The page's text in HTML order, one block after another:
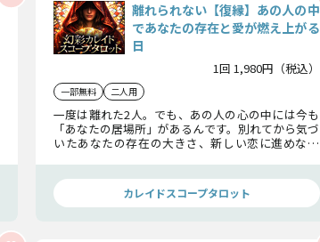
離れられない【復縁】あの人の中
であなたの存在と愛が燃え上がる
日
1回 1,980円（税込）
一部無料 二人用
一度は離れた2人。でも、あの人の心の中には今も
「あなたの居場所」があるんです。別れてから気づ
いたあなたの存在の大きさ、新しい恋に進めない
ーを詳細にお伝えします。カレイドスコープタロット